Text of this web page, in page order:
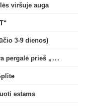
viršuje auga
3-9 dienos)
Po dviejų M. Liužinaitės įvarčių – nelengva pergalė prieš „Bangą“
estams